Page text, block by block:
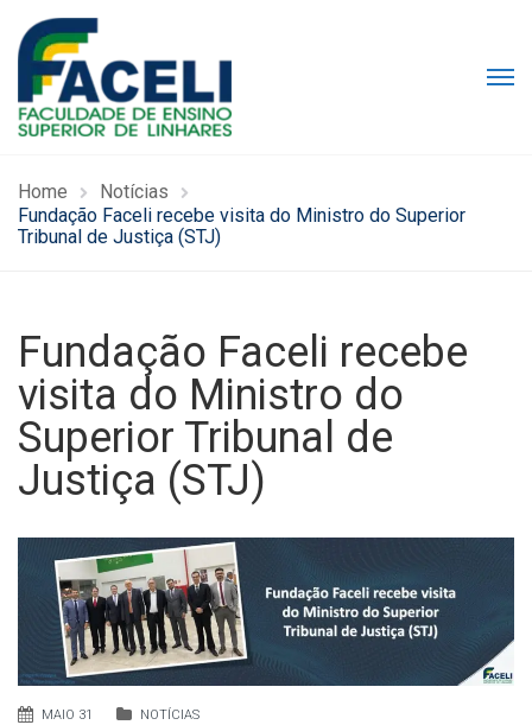
Home
Notícias
Fundação Faceli recebe visita do Ministro do Superior
Tribunal de Justiça (STJ)
Fundação Faceli recebe
visita do Ministro do
Superior Tribunal de
Justiça (STJ)
MAIO 31 NOTÍCIAS